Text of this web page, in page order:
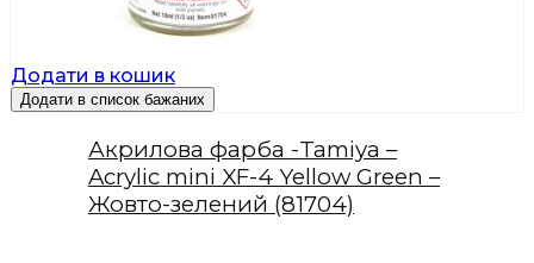
Додати в кошик
Додати в список бажаних
Акрилова фарба -Tamiya –
Acrylic mini XF-4 Yellow Green –
Жовто-зелений (81704)